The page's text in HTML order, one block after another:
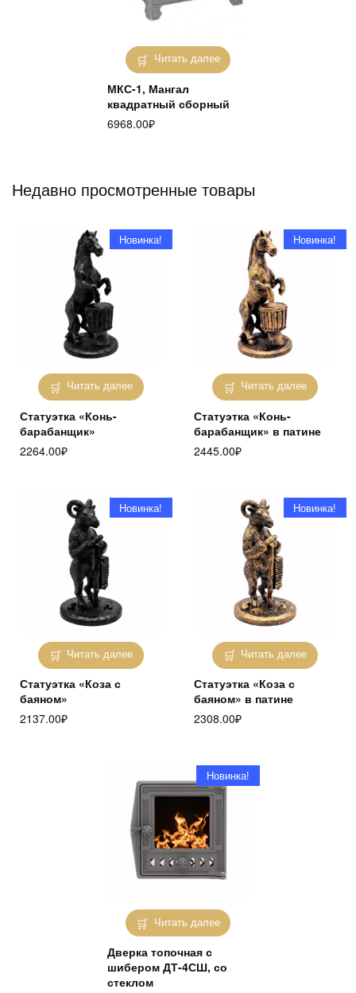
Читать далее
МКС-1, Мангал
квадратный сборный
6968.00₽
Недавно просмотренные товары
Читать далее
Новинка!
Статуэтка «Конь-
барабанщик»
2264.00₽
Читать далее
Новинка!
Статуэтка «Конь-
барабанщик» в патине
2445.00₽
Читать далее
Новинка!
Статуэтка «Коза с
баяном»
2137.00₽
Читать далее
Новинка!
Статуэтка «Коза с
баяном» в патине
2308.00₽
Читать далее
Новинка!
Дверка топочная с
шибером ДТ-4СШ, со
стеклом